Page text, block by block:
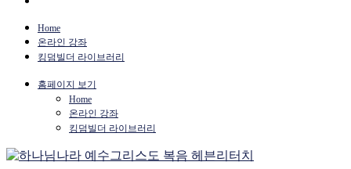
Home
온라인 강좌
킹덤빌더 라이브러리
홈페이지 보기
Home
온라인 강좌
킹덤빌더 라이브러리